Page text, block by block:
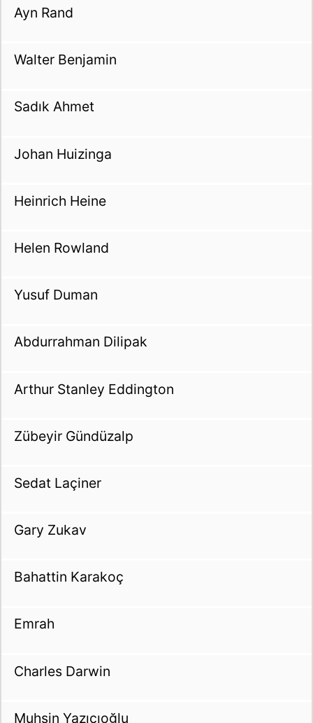
Ayn Rand
Walter Benjamin
Sadık Ahmet
Johan Huizinga
Heinrich Heine
Helen Rowland
Yusuf Duman
Abdurrahman Dilipak
Arthur Stanley Eddington
Zübeyir Gündüzalp
Sedat Laçiner
Gary Zukav
Bahattin Karakoç
Emrah
Charles Darwin
Muhsin Yazıcıoğlu